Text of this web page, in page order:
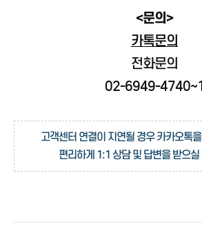
<문의>
카톡문의
전화문의
02-6949-4740~1
고객센터 연결이 지연될 경우 카카오톡
편리하게 1:1 상담 및 답변을 받으